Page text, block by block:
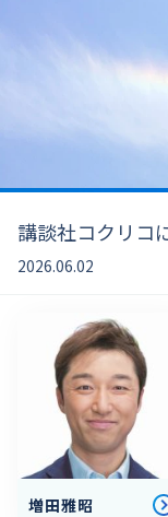
講談社コクリコ
2026.06.02
増田雅昭